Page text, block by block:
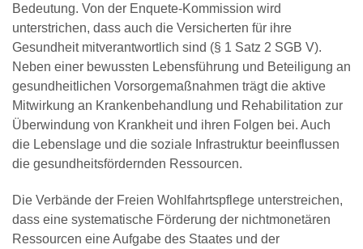
Bedeutung. Von der Enquete-Kommission wird
unterstrichen, dass auch die Versicherten für ihre
Gesundheit mitverantwortlich sind (§ 1 Satz 2 SGB V).
Neben einer bewussten Lebensführung und Beteiligung an
gesundheitlichen Vorsorgemaßnahmen trägt die aktive
Mitwirkung an Krankenbehandlung und Rehabilitation zur
Überwindung von Krankheit und ihren Folgen bei. Auch
die Lebenslage und die soziale Infrastruktur beeinflussen
die gesundheitsfördernden Ressourcen.
Die Verbände der Freien Wohlfahrtspflege unterstreichen,
dass eine systematische Förderung der nichtmonetären
Ressourcen eine Aufgabe des Staates und der